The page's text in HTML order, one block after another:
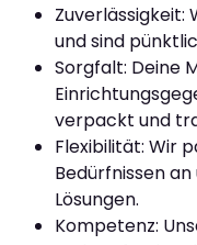
Zuverlässigkeit:
und sind
Sorgfalt: Deine
verpackt und
Flexibilität: Wir
Bedürfnissen
Lösungen.
Kompetenz: